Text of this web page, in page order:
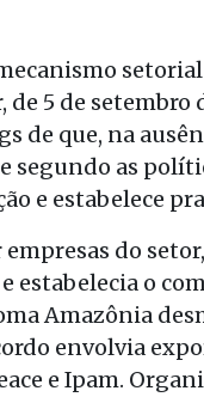
5 de setembro
de que, na
as
e estabelece
do
estabelecia o
Amazônia
envolvia
e Ipam.